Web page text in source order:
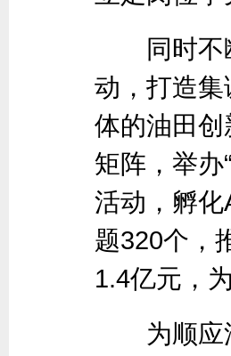
同时不断
动，打造
体的油田
矩阵，举办
活动，孵
题320个，
1.4亿元，
为顺应油